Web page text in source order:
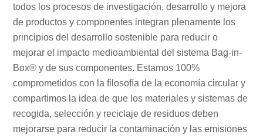
todos los procesos de investigación, desarrollo y mejora
de productos y componentes integran plenamente los
principios del desarrollo sostenible para reducir o
mejorar el impacto medioambiental del sistema Bag-in-
Box® y de sus componentes. Estamos 100%
comprometidos con la filosofía de la economía circular y
compartimos la idea de que los materiales y sistemas de
recogida, selección y reciclaje de residuos deben
mejorarse para reducir la contaminación y las emisiones